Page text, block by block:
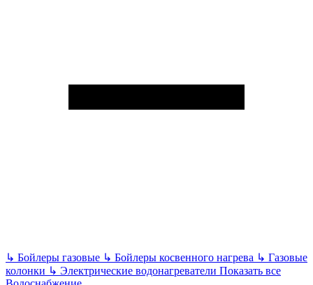
↳ Бойлеры газовые ↳ Бойлеры косвенного нагрева ↳ Газовые
колонки ↳ Электрические водонагреватели Показать все